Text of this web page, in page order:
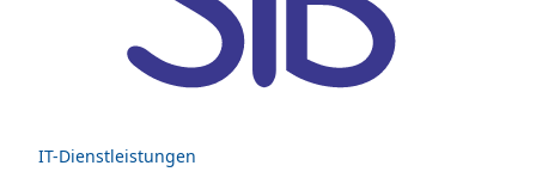
IT-Dienstleistungen